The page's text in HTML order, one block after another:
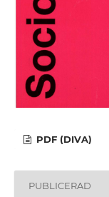
PDF (DIVA)
PUBLICERAD